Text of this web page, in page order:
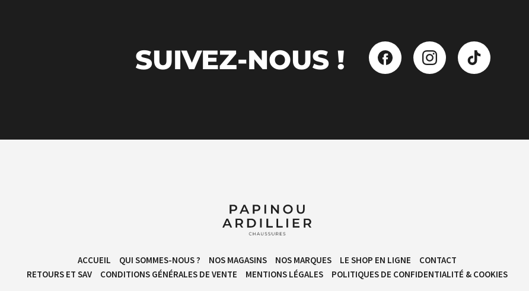
SUIVEZ-NOUS !
ACCUEIL QUI SOMMES-NOUS ? NOS MAGASINS NOS MARQUES LE SHOP EN LIGNE
CONTACT
RETOURS ET SAV
CONDITIONS GÉNÉRALES DE VENTE​ MENTIONS LÉGALES POLITIQUES DE CONFIDENTIALITÉ & COOKIES